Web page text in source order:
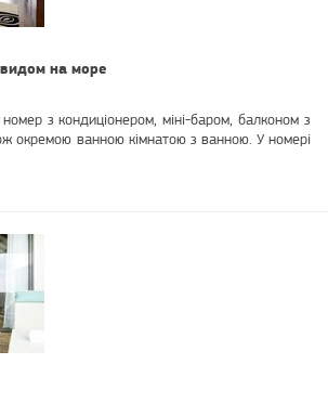
на море
з кондиціонером, міні-баром, балконом з
окремою ванною кімнатою з ванною. У номері